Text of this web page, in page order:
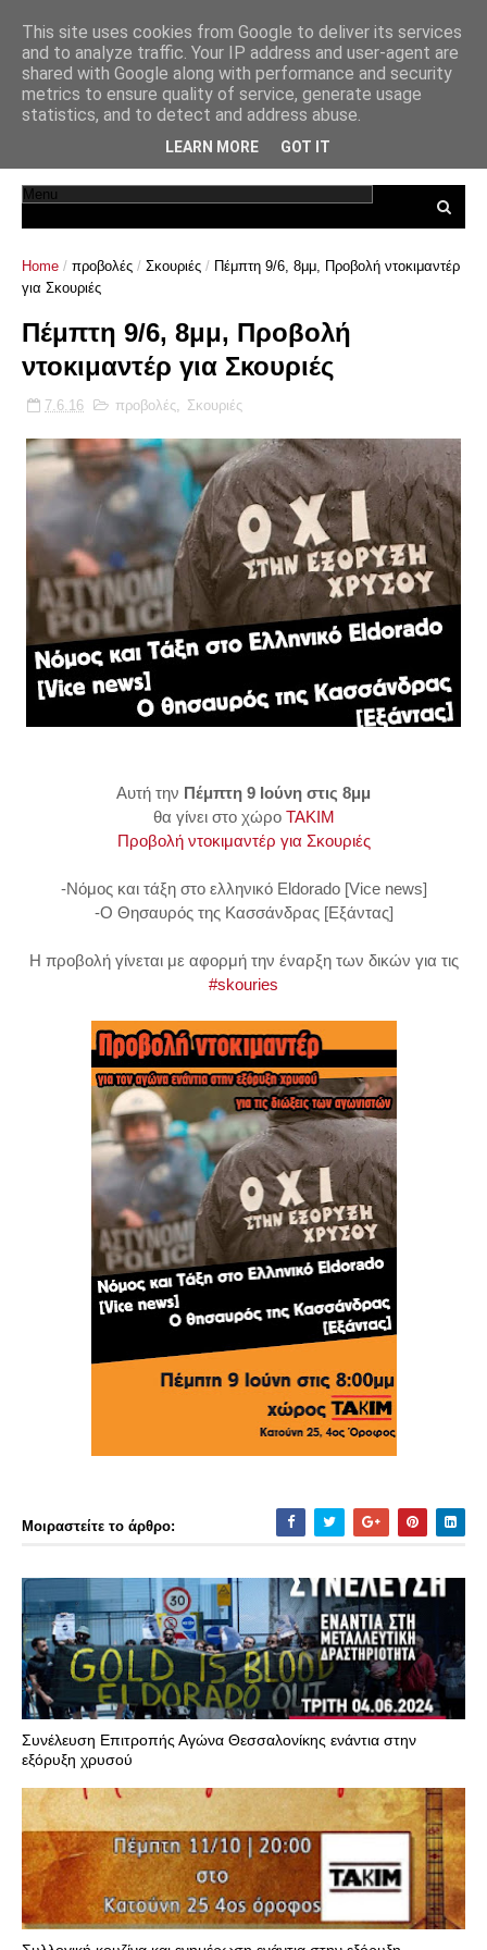
Home / προβολές / Σκουριές / Πέμπτη 9/6, 8μμ, Προβολή ντοκιμαντέρ
για Σκουριές
Πέμπτη 9/6, 8μμ, Προβολή
ντοκιμαντέρ για Σκουριές
7.6.16 προβολές, Σκουριές
Αυτή την Πέμπτη 9 Ιούνη στις 8μμ
θα γίνει στο χώρο TAKIM
Προβολή ντοκιμαντέρ για Σκουριές
-Νόμος και τάξη στο ελληνικό Eldorado [Vice news]
-Ο Θησαυρός της Κασσάνδρας [Εξάντας]
Η προβολή γίνεται με αφορμή την έναρξη των δικών για τις
‪#‎skouries‬
Μοιραστείτε το άρθρο:
Συνέλευση Επιτροπής Αγώνα Θεσσαλονίκης ενάντια στην
εξόρυξη χρυσού
This site uses cookies from Google to deliver its services
and to analyze traffic. Your IP address and user-agent are
shared with Google along with performance and security
metrics to ensure quality of service, generate usage
statistics, and to detect and address abuse.
LEARN MORE GOT IT